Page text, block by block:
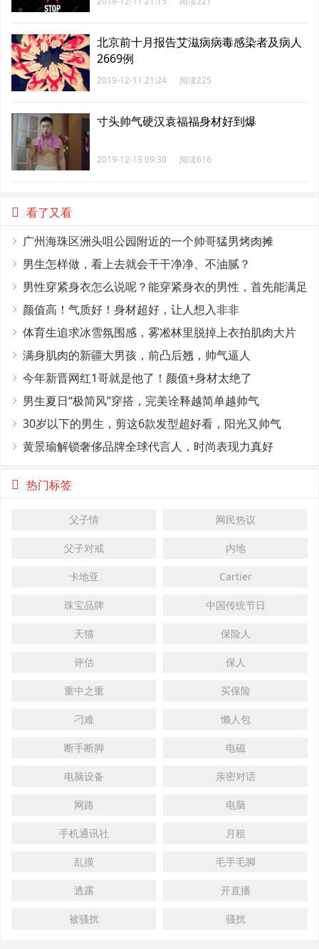
北京前十月报告艾滋病病毒感染者及病人
2669例
2019-12-11 21:24 阅读225
寸头帅气硬汉袁福福身材好到爆
2019-12-13 09:30 阅读616
看了又看
广州海珠区洲头咀公园附近的一个帅哥猛男烤肉摊
男生怎样做，看上去就会干干净净、不油腻？
男性穿紧身衣怎么说呢？能穿紧身衣的男性，首先能满足
这4个条件
颜值高！气质好！身材超好，让人想入非非
体育生追求冰雪氛围感，雾凇林里脱掉上衣拍肌肉大片
满身肌肉的新疆大男孩，前凸后翘，帅气逼人
今年新晋网红1哥就是他了！颜值+身材太绝了
男生夏日“极简风”穿搭，完美诠释越简单越帅气
30岁以下的男生，剪这6款发型超好看，阳光又帅气
黄景瑜解锁奢侈品牌全球代言人，时尚表现力真好
热门标签
父子情 网民热议
父子对戒 内地
卡地亚 Cartier
珠宝品牌 中国传统节日
天猫 保险人
评估 保人
重中之重 买保险
刁难 懒人包
断手断脚 电磁
电脑设备 亲密对话
网路 电脑
手机通讯社 月租
乱摸 毛手毛脚
透露 开直播
被骚扰 骚扰